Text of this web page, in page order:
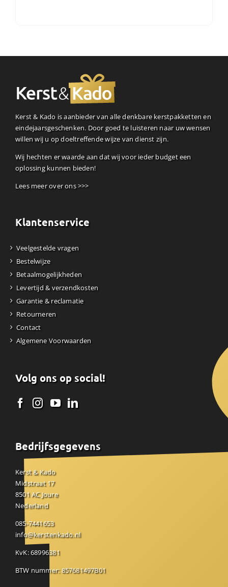
Kerst & Kado is aanbieder van alle denkbare kerstpakketten en
eindejaarsgeschenken. Door goed te luisteren naar uw wensen
willen wij u op doeltreffende wijze van dienst zijn.
Wij hechten er waarde aan dat wij voor ieder budget een
oplossing kunnen bieden!
Lees meer over ons >>>
Klantenservice
Veelgestelde vragen
Bestelwijze
Betaalmogelijkheden
Levertijd & verzendkosten
Garantie & reclamatie
Retourneren
Contact
Algemene Voorwaarden
Volg ons op social!
Bedrijfsgegevens
Kerst & Kado
Midstraat 17
8501 AC Joure
Nederland
085-7441653
info@kerstenkado.nl
KvK: 68996381
BTW nummer: 857681497B01